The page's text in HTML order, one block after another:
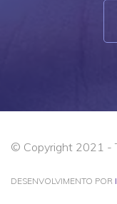
© Copyright 2021 -
DESENVOLVIMENTO POR